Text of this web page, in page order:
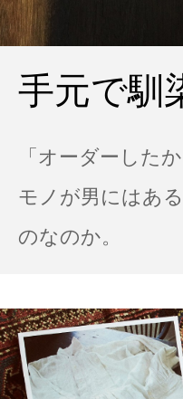
手元で馴
「オーダーした
モノが男にはあ
のなのか。